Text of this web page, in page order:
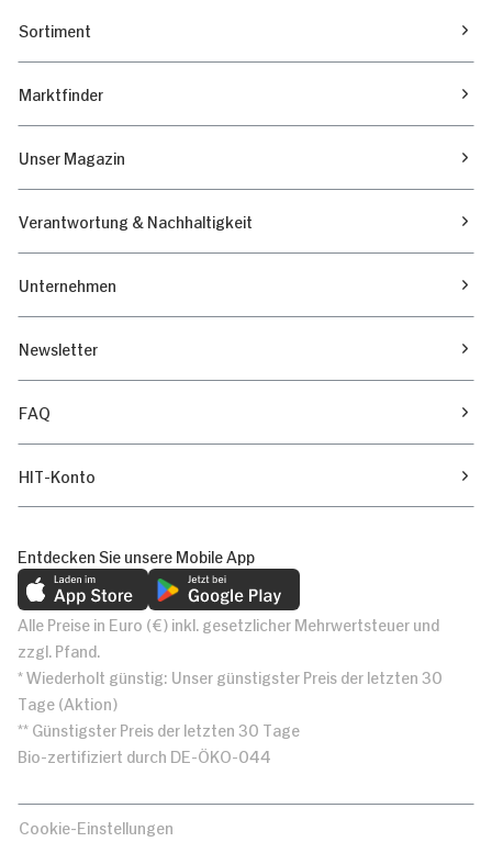
Sortiment
Marktfinder
Unser Magazin
Verantwortung & Nachhaltigkeit
Unternehmen
Newsletter
FAQ
HIT-Konto
Entdecken Sie unsere Mobile App
Alle Preise in Euro (€) inkl. gesetzlicher Mehrwertsteuer und
zzgl. Pfand.
* Wiederholt günstig: Unser günstigster Preis der letzten 30
Tage (Aktion)
** Günstigster Preis der letzten 30 Tage
Bio-zertifiziert durch DE-ÖKO-044
Cookie-Einstellungen